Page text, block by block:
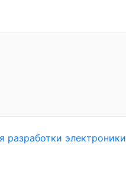
разработки электроники